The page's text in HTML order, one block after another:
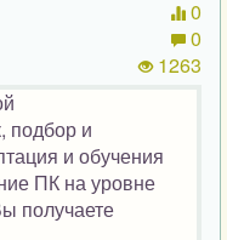
0
0
1263
подбор и
и обучения
ПК на уровне
получаете